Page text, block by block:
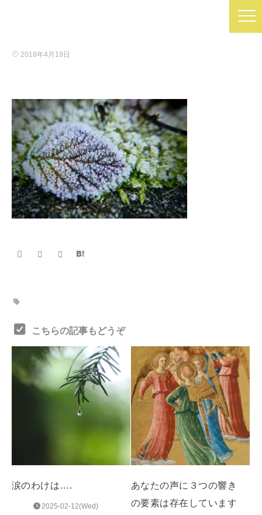
2018年4月19日
こちらの記事もどうぞ
涙のわけは….
2025-02-12(Wed)
あなたの声に３つの響き
の要素は存在しています